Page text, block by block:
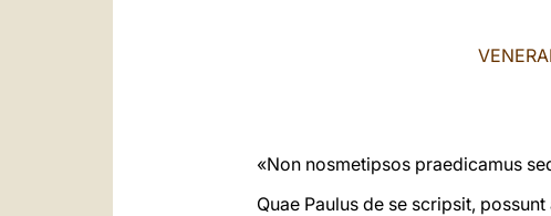
«Non nosmetipsos praedicamus
Quae Paulus de se scripsit,